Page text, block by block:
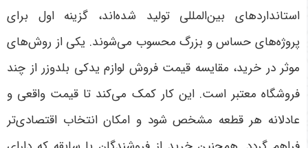
استانداردهای بین‌المللی تولید شده‌اند، گزینه اول برای
پروژه‌های حساس و بزرگ محسوب می‌شوند. یکی از روش‌های
موثر در خرید، مقایسه قیمت فروش لوازم یدکی بلدوزر از چند
فروشگاه معتبر است. این کار کمک می‌کند تا قیمت واقعی و
عادلانه هر قطعه مشخص شود و امکان انتخاب اقتصادی‌تر